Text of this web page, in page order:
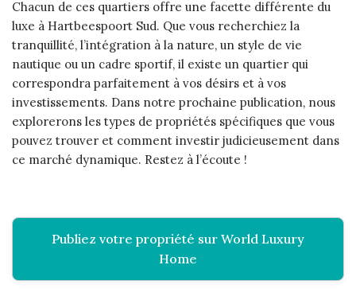
Chacun de ces quartiers offre une facette différente du
luxe à Hartbeespoort Sud. Que vous recherchiez la
tranquillité, l’intégration à la nature, un style de vie
nautique ou un cadre sportif, il existe un quartier qui
correspondra parfaitement à vos désirs et à vos
investissements. Dans notre prochaine publication, nous
explorerons les types de propriétés spécifiques que vous
pouvez trouver et comment investir judicieusement dans
ce marché dynamique. Restez à l’écoute !
Publiez votre propriété sur World Luxury
Home